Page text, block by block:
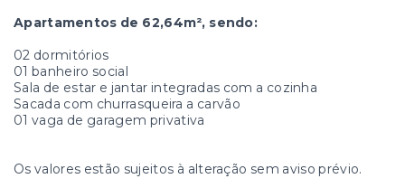
Apartamentos de 62,64m², sendo:
02 dormitórios
01 banheiro social
Sala de estar e jantar integradas com a cozinha
Sacada com churrasqueira a carvão
01 vaga de garagem privativa
Os valores estão sujeitos à alteração sem aviso prévio.